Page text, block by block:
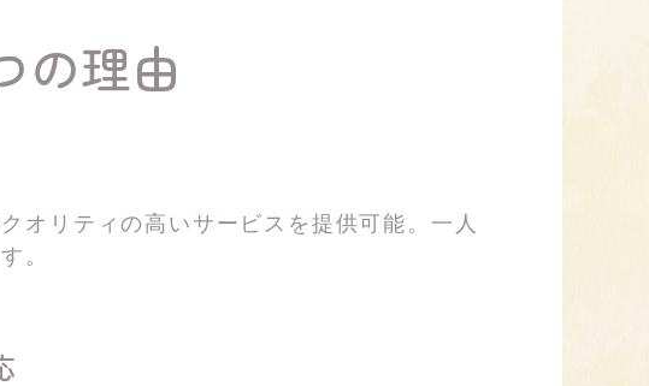
の理由
オリティの高いサービスを提供可能。一人
。